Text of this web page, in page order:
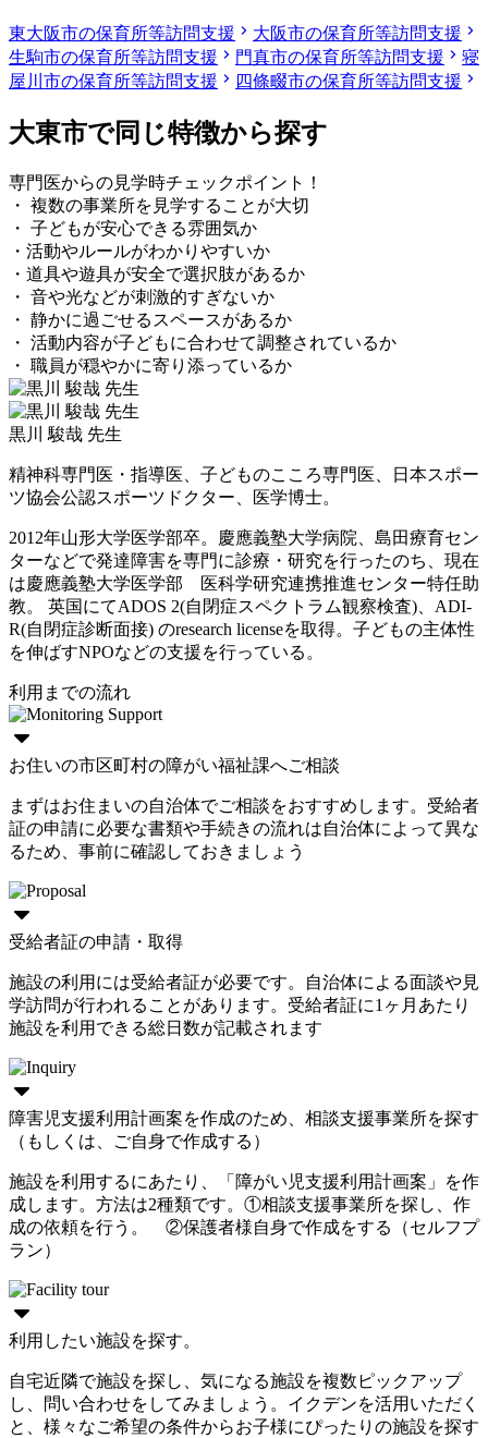
東大阪市の保育所等訪問支援
大阪市の保育所等訪問支援
生駒市の保育所等訪問支援
門真市の保育所等訪問支援
寝
屋川市の保育所等訪問支援
四條畷市の保育所等訪問支援
大東市で同じ特徴から探す
専門医からの見学時チェックポイント！
・ 複数の事業所を見学することが大切
・ 子どもが安心できる雰囲気か
・活動やルールがわかりやすいか
・道具や遊具が安全で選択肢があるか
・ 音や光などが刺激的すぎないか
・ 静かに過ごせるスペースがあるか
・ 活動内容が子どもに合わせて調整されているか
・ 職員が穏やかに寄り添っているか
黒川 駿哉 先生
精神科専門医・指導医、子どものこころ専門医、日本スポー
ツ協会公認スポーツドクター、医学博士。
2012年山形大学医学部卒。慶應義塾大学病院、島田療育セン
ターなどで発達障害を専門に診療・研究を行ったのち、現在
は慶應義塾大学医学部 医科学研究連携推進センター特任助
教。 英国にてADOS 2(自閉症スペクトラム観察検査)、ADI-
R(自閉症診断面接) のresearch licenseを取得。子どもの主体性
を伸ばすNPOなどの支援を行っている。
利用までの流れ
お住いの市区町村の障がい福祉課へご相談
まずはお住まいの自治体でご相談をおすすめします。受給者
証の申請に必要な書類や手続きの流れは自治体によって異な
るため、事前に確認しておきましょう
受給者証の申請・取得
施設の利用には受給者証が必要です。自治体による面談や見
学訪問が行われることがあります。受給者証に1ヶ月あたり
施設を利用できる総日数が記載されます
障害児支援利用計画案を作成のため、相談支援事業所を探す
（もしくは、ご自身で作成する）
施設を利用するにあたり、「障がい児支援利用計画案」を作
成します。方法は2種類です。①相談支援事業所を探し、作
成の依頼を行う。 ②保護者様自身で作成をする（セルフプ
ラン）
利用したい施設を探す。
自宅近隣で施設を探し、気になる施設を複数ピックアップ
し、問い合わせをしてみましょう。イクデンを活用いただく
と、様々なご希望の条件からお子様にぴったりの施設を探す